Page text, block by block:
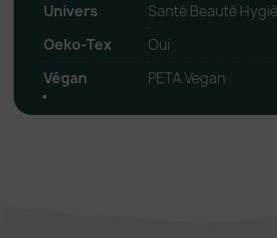
Univers
Santé Beauté
Oeko-Tex
Oui
Végan
PETA Vegan